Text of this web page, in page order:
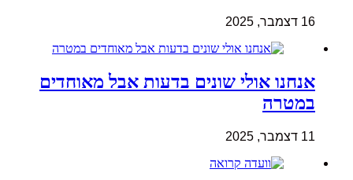
16 דצמבר, 2025
אנחנו אולי שונים בדעות אבל מאוחדים
במטרה
11 דצמבר, 2025